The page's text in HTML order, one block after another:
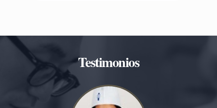
Testimonios